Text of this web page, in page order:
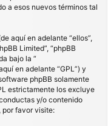
a esos nuevos términos tal
aquí en adelante “ellos”,
Limited”, “phpBB
bajo la “
en adelante “GPL”) y
phpBB solamente
estrictamente los excluye
y/o contenido
por favor visite: